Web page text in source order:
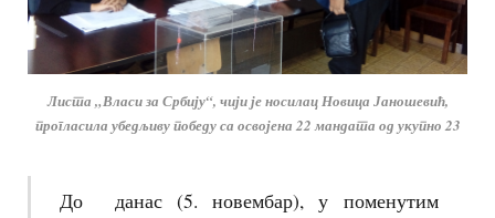
Листа „Власи за Србију“, чији је носилац Новица Јаношевић,
прогласила убедљиву победу са освојена 22 мандата од укупно 23
До данас (5. новембар), у поменутим